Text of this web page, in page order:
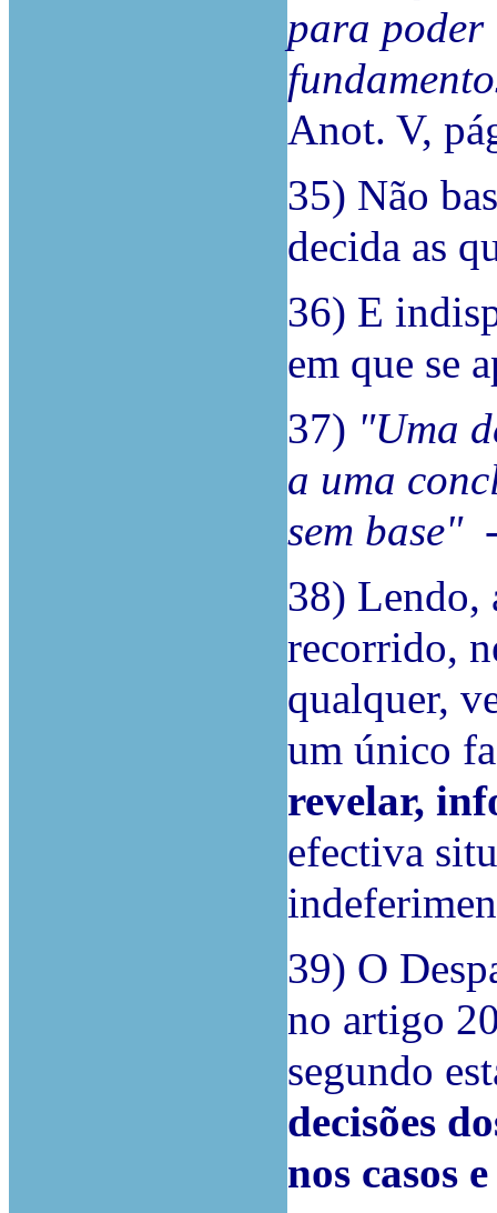
para
Anot. V,
35) Não
decida as
36) E
em que se
37) "Uma
a uma
sem base"
38) Lendo,
recorrido,
qualquer,
um único
revelar,
efectiva
39) O
no artigo
segundo
decisões
nos casos